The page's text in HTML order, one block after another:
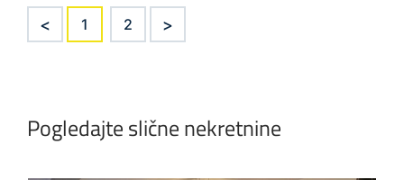
< 1 2 >
Pogledajte slične nekretnine